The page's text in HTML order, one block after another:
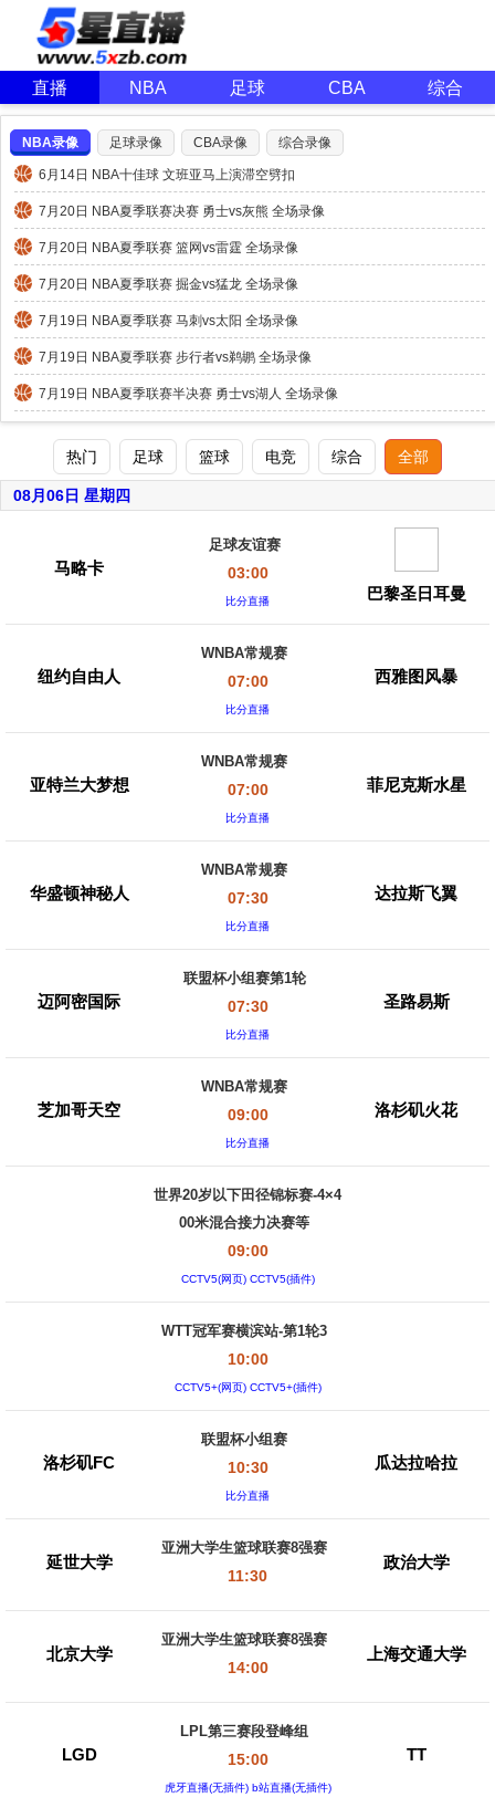
直播 NBA 足球 CBA 综合
NBA录像 足球录像 CBA录像 综合录像
6月14日 NBA十佳球 文班亚马上演滞空劈扣
7月20日 NBA夏季联赛决赛 勇士vs灰熊 全场录像
7月20日 NBA夏季联赛 篮网vs雷霆 全场录像
7月20日 NBA夏季联赛 掘金vs猛龙 全场录像
7月19日 NBA夏季联赛 马刺vs太阳 全场录像
7月19日 NBA夏季联赛 步行者vs鹈鹕 全场录像
7月19日 NBA夏季联赛半决赛 勇士vs湖人 全场录像
热门 足球 篮球 电竞 综合 全部
08月06日 星期四
马略卡
足球友谊赛
03:00
比分直播 巴黎圣日耳曼
纽约自由人
WNBA常规赛
07:00
比分直播
西雅图风暴
亚特兰大梦想
WNBA常规赛
07:00
比分直播
菲尼克斯水星
华盛顿神秘人
WNBA常规赛
07:30
比分直播
达拉斯飞翼
迈阿密国际
联盟杯小组赛第1轮
07:30
比分直播
圣路易斯
芝加哥天空
WNBA常规赛
09:00
比分直播
洛杉矶火花
世界20岁以下田径锦标赛-4×4
00米混合接力决赛等
09:00
CCTV5(网页) CCTV5(插件)
WTT冠军赛横滨站-第1轮3
10:00
CCTV5+(网页) CCTV5+(插件)
洛杉矶FC
联盟杯小组赛
10:30
比分直播
瓜达拉哈拉
延世大学
亚洲大学生篮球联赛8强赛
11:30
政治大学
北京大学
亚洲大学生篮球联赛8强赛
14:00
上海交通大学
LGD
LPL第三赛段登峰组
15:00
虎牙直播(无插件) b站直播(无插件)
TT